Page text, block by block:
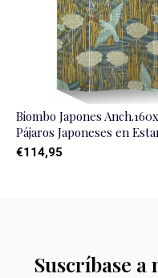
Biombo Japones
Pájaros Japoneses en
€114,95
Suscríbase